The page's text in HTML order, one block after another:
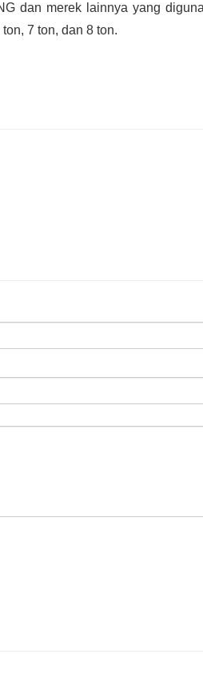
dan merek lainnya yang
7 ton, dan 8 ton.